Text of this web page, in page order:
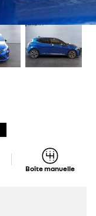
Boîte manuelle